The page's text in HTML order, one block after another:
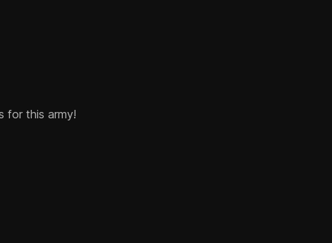
for this army!